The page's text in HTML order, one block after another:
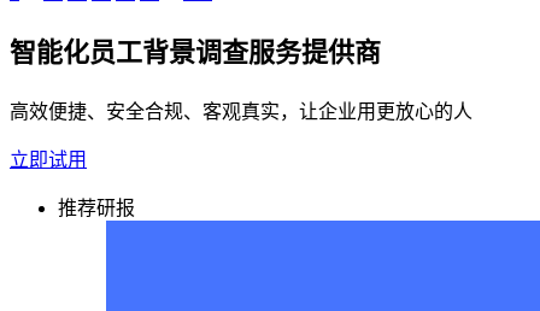
智能化员工背景调查服务提供商
高效便捷、安全合规、客观真实，让企业用更放心的人
立即试用
推荐研报